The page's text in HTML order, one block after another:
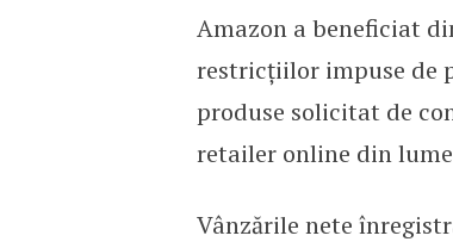
Vânzările
Amazon a beneficiat
restricțiilor impuse de
produse solicitat de
retailer online din
Vânzările nete